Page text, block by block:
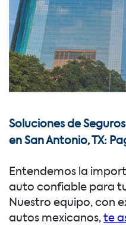
Soluciones de
en San Antonio, TX:
Entendemos la
auto confiable para
Nuestro equipo, con
autos mexicanos, te